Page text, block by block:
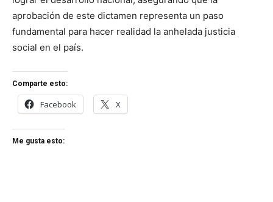
aprobación de este dictamen representa un paso
fundamental para hacer realidad la anhelada justicia
social en el país.
Comparte esto:
Facebook X
Me gusta esto: